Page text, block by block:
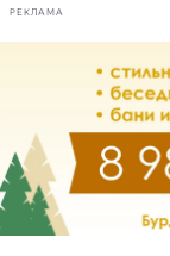
РЕКЛАМА